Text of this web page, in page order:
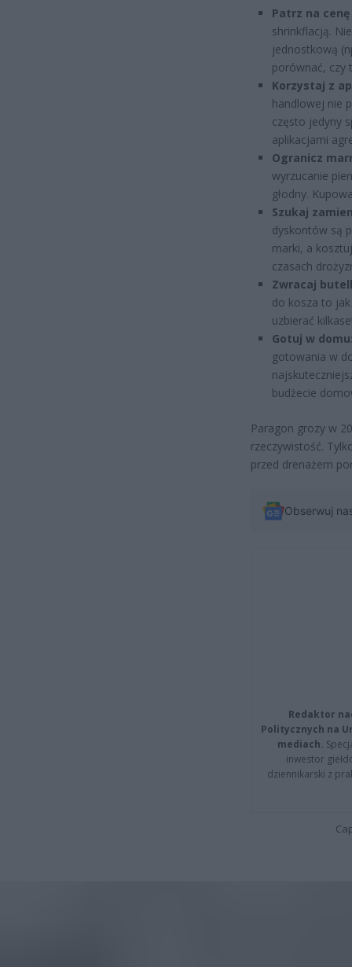
Patrz na
shrinkflacją.
jednostkową
porównać, czy
Korzystaj z
handlowej nie
często jedyny
aplikacjami
Ogranicz
wyrzucanie
głodny.
Szukaj
dyskontów są
marki, a
czasach
Zwracaj
do kosza to
uzbierać
Gotuj w
gotowania w
budżecie
Paragon grozy w
rzeczywistość.
przed drenażem
Obserwuj
Redaktor
Politycznych na
mediach.
inwestor
dziennikarski z